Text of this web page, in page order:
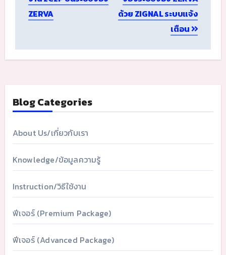
ZERVA
ด้วย ZIGNAL ระบบแจ้ง
เตือน
Blog Categories
About Us/เกี่ยวกับเรา
Knowledge/ข้อมูลความรู้
Instruction/วิธีใช้งาน
ฟีเจอร์ (Premium Package)
ฟีเจอร์ (Advanced Package)